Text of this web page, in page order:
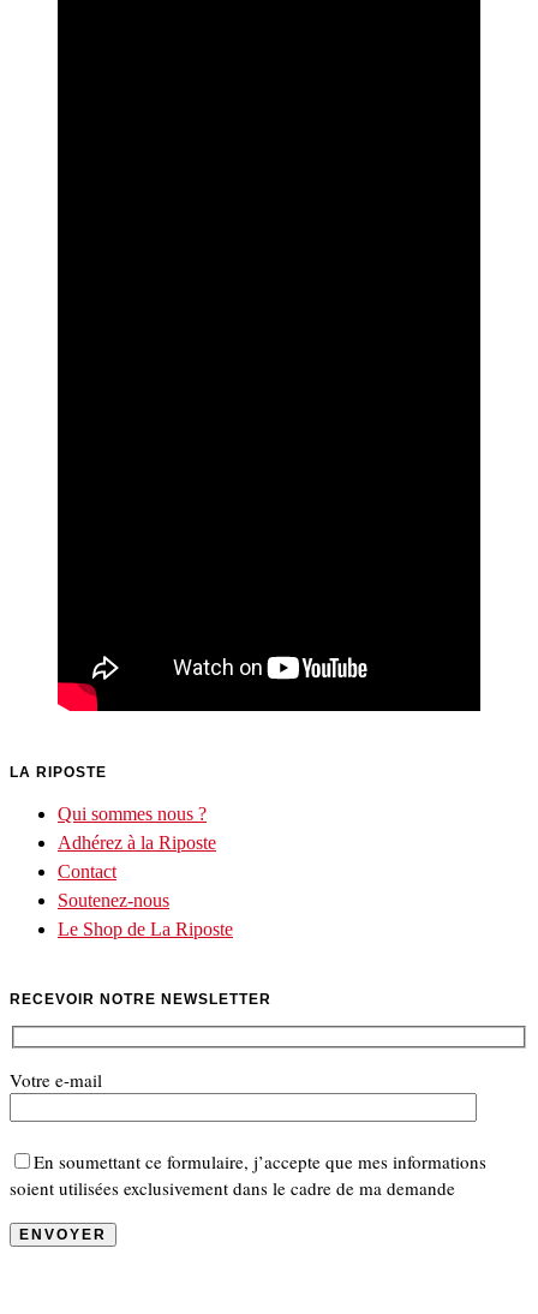
LA RIPOSTE
Qui sommes nous ?
Adhérez à la Riposte
Contact
Soutenez-nous
Le Shop de La Riposte
RECEVOIR NOTRE NEWSLETTER
Votre e-mail
En soumettant ce formulaire, j’accepte que mes informations
soient utilisées exclusivement dans le cadre de ma demande